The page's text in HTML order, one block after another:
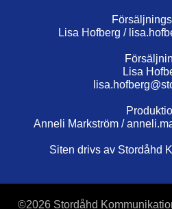
Lisa Hofberg /
Lisa
Anneli Markström /
Siten drivs av Stordåhd
©2026 Stordåhd